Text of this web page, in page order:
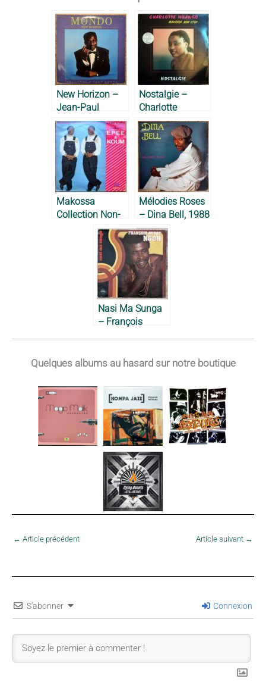
New Horizon –
Jean-Paul
Mondo, 1988
Nostalgie –
Charlotte
Mbango, 1987
Makossa
Collection Non-
Stop – Epée et
Koum, 1989
Mélodies Roses
– Dina Bell, 1988
Nasi Ma Sunga
– François
Quelques albums au hasard sur notre boutique
← Article précédent Article suivant →
S'abonner Connexion